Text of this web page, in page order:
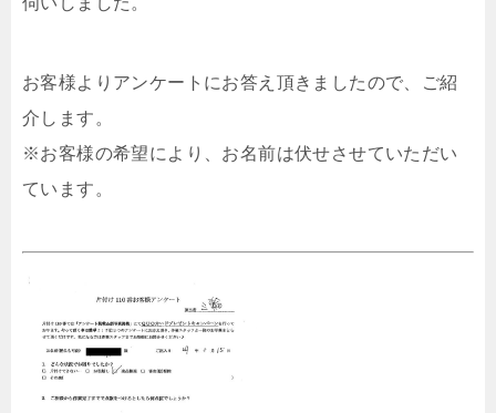
お客様よりアンケートにお答え頂きましたので、ご紹
介します。
※お客様の希望により、お名前は伏せさせていただい
ています。